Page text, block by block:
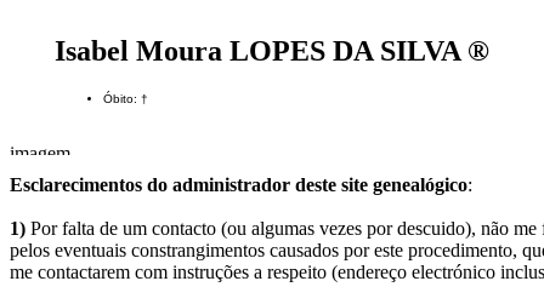
Isabel Moura LOPES DA SILVA ®
Óbito: †
Esclarecimentos do administrador deste site genealógico:
1) Por falta de um contacto (ou algumas vezes por descuido), não
pelos eventuais constrangimentos causados por este procedimento,
me contactarem com instruções a respeito (endereço electrónico